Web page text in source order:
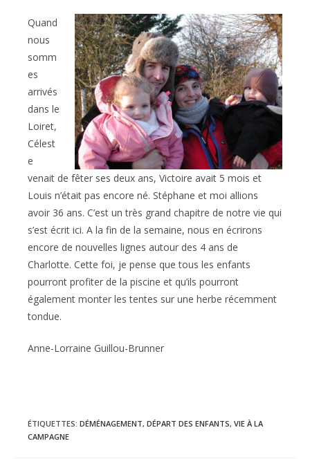
Quand
nous
somm
es
arrivés
dans le
Loiret,
Célest
e
venait de fêter ses deux ans, Victoire avait 5 mois et
Louis n’était pas encore né. Stéphane et moi allions
avoir 36 ans. C’est un très grand chapitre de notre vie qui
s’est écrit ici. A la fin de la semaine, nous en écrirons
encore de nouvelles lignes autour des 4 ans de
Charlotte. Cette foi, je pense que tous les enfants
pourront profiter de la piscine et qu’ils pourront
également monter les tentes sur une herbe récemment
tondue.
Anne-Lorraine Guillou-Brunner
ÉTIQUETTES: DÉMÉNAGEMENT, DÉPART DES ENFANTS, VIE À LA
CAMPAGNE